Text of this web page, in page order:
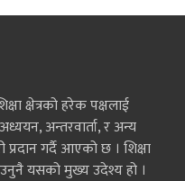
क्षेत्रको हरेक पक्षलाई
अन्तरवार्ता, र अन्य
प्रदान गर्दै आएको छ । शिक्षा
यसको मुख्य उदेश्य हो ।